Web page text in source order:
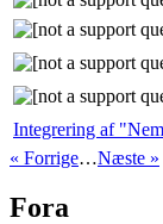
Integrering af
« Forrige…Næste »
Fora